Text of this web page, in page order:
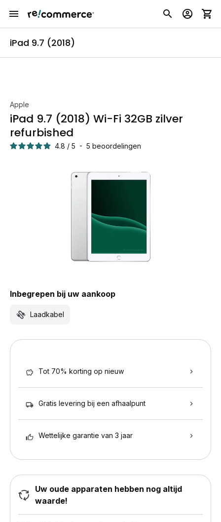
iPad 9.7 (2018)
Apple
iPad 9.7 (2018) Wi-Fi 32GB zilver
refurbished
4.8 / 5 - 5 beoordelingen
Inbegrepen bij uw aankoop
Laadkabel
Tot 70% korting op nieuw
Gratis levering bij een afhaalpunt
Wettelijke garantie van 3 jaar
Uw oude apparaten hebben nog altijd
waarde!